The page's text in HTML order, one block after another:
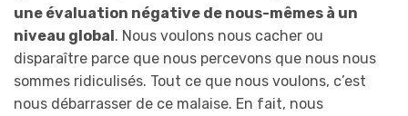
une évaluation négative de nous-mêmes à un
niveau global. Nous voulons nous cacher ou
disparaître parce que nous percevons que nous nous
sommes ridiculisés. Tout ce que nous voulons, c’est
nous débarrasser de ce malaise. En fait, nous